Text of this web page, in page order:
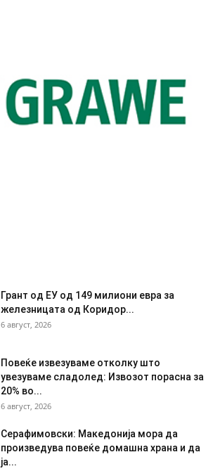
Грант од ЕУ од 149 милиони евра за
железницата од Коридор...
6 август, 2026
Повеќе извезуваме отколку што
увезуваме сладолед: Извозот порасна за
20% во...
6 август, 2026
Серафимовски: Македонија мора да
произведува повеќе домашна храна и да
ја...